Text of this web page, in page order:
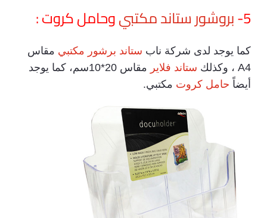
5- بروشور ستاند مكتبيوحامل كروت :
كما يوجد لدى شركة ناب ستاند برشور مكتبي مقاس
A4 ، وكذلك
ستاند فلاير
مقاس 20*10سم، كما يوجد
أيضاً حامل كروت مكتبي.